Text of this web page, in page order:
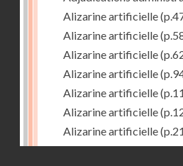
Alizarine artificielle
Alizarine artificielle
Alizarine artificielle
Alizarine artificielle
Alizarine artificielle
Alizarine artificielle
Alizarine artificielle
Alizarine artificielle